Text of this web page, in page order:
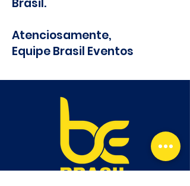
Brasil.
Atenciosamente,
Equipe Brasil Eventos